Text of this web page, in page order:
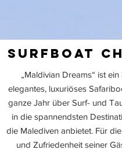
Surfboat
„Maldivian Dreams“ ist
elegantes, luxuriöses
ganze Jahr über Surf- und
in die spannendsten
die Malediven anbietet. Für
und Zufriedenheit seiner